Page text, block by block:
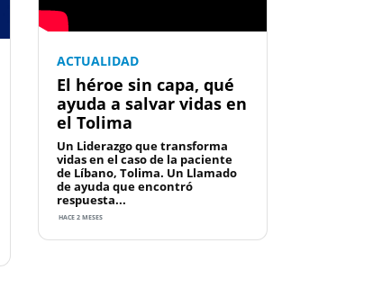
ACTUALIDAD
El héroe sin capa, qué
ayuda a salvar vidas en
el Tolima
Un Liderazgo que transforma
vidas en el caso de la paciente
de Líbano, Tolima. Un Llamado
de ayuda que encontró
respuesta...
HACE 2 MESES